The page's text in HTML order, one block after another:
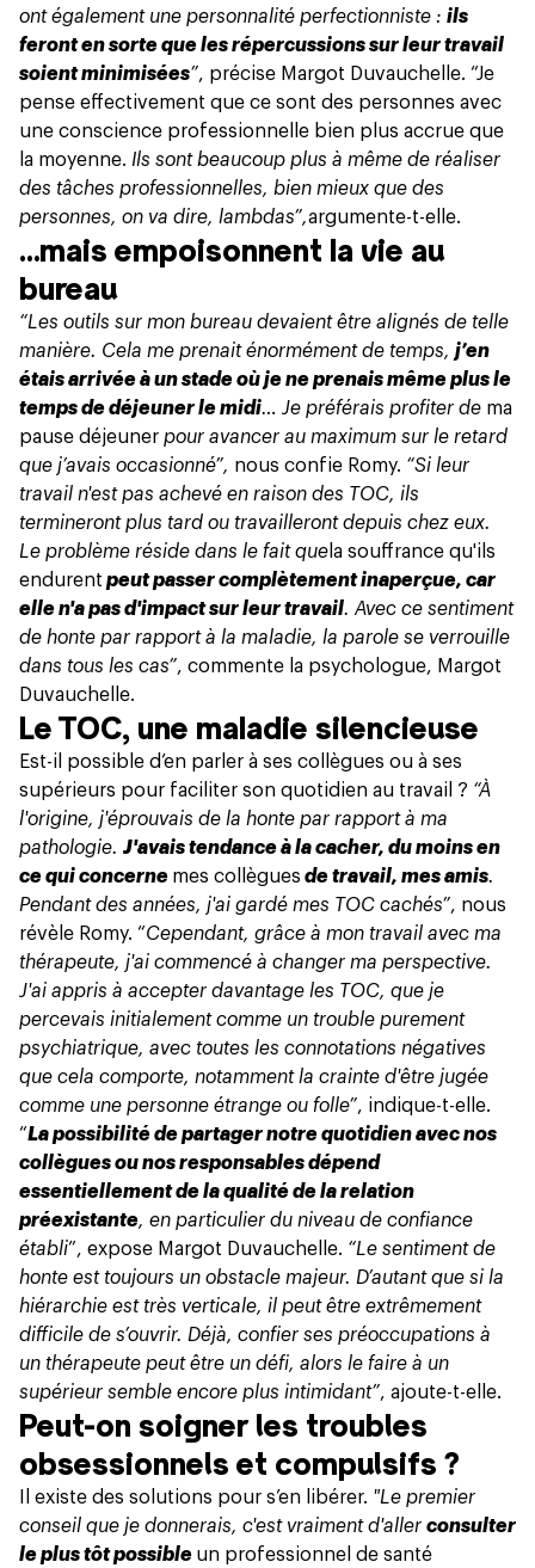
ont également une personnalité perfectionniste : ils
feront en sorte que les répercussions sur leur travail
soient minimisées”, précise Margot Duvauchelle. “Je
pense effectivement que ce sont des personnes avec
une conscience professionnelle bien plus accrue que
la moyenne. Ils sont beaucoup plus à même de réaliser
des tâches professionnelles, bien mieux que des
personnes, on va dire, lambdas”,argumente-t-elle.
…mais empoisonnent la vie au
bureau
“Les outils sur mon bureau devaient être alignés de telle
manière. Cela me prenait énormément de temps, j’en
étais arrivée à un stade où je ne prenais même plus le
temps de déjeuner le midi… Je préférais profiter de ma
pause déjeuner pour avancer au maximum sur le retard
que j’avais occasionné”, nous confie Romy. “Si leur
travail n'est pas achevé en raison des TOC, ils
termineront plus tard ou travailleront depuis chez eux.
Le problème réside dans le fait que la souffrance qu'ils
endurentpeut passer complètement inaperçue, car
elle n'a pas d'impact sur leur travail. Avec ce sentiment
de honte par rapport à la maladie, la parole se verrouille
dans tous les cas”, commente la psychologue, Margot
Duvauchelle.
Le TOC, une maladie silencieuse
Est-il possible d’en parler à ses collègues ou à ses
supérieurs pour faciliter son quotidien au travail ? “À
l'origine, j'éprouvais de la honte par rapport à ma
pathologie. J'avais tendance à la cacher, du moins en
ce qui concerne mes collègues de travail, mes amis.
Pendant des années, j'ai gardé mes TOC cachés”, nous
révèle Romy. “Cependant, grâce à mon travail avec ma
thérapeute, j'ai commencé à changer ma perspective.
J'ai appris à accepter davantage les TOC, que je
percevais initialement comme un trouble purement
psychiatrique, avec toutes les connotations négatives
que cela comporte, notamment la crainte d'être jugée
comme une personne étrange ou folle”, indique-t-elle.
“La possibilité de partager notre quotidien avec nos
collègues ou nos responsables dépend
essentiellement de la qualité de la relation
préexistante, en particulier du niveau de confiance
établi”, expose Margot Duvauchelle. “Le sentiment de
honte est toujours un obstacle majeur. D’autant que si la
hiérarchie est très verticale, il peut être extrêmement
difficile de s’ouvrir. Déjà, confier ses préoccupations à
un thérapeute peut être un défi, alors le faire à un
supérieur semble encore plus intimidant”, ajoute-t-elle.
Peut-on soigner les troubles
obsessionnels et compulsifs ?
Il existe des solutions pour s’en libérer. "Le premier
conseil que je donnerais, c'est vraiment d'aller consulter
le plus tôt possible un professionnel de santé